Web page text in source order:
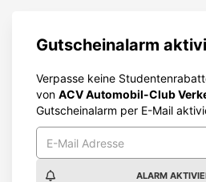
Gutscheinalarm
Verpasse keine
von ACV Automobil-Club
Gutscheinalarm per E-Mail
ALARM